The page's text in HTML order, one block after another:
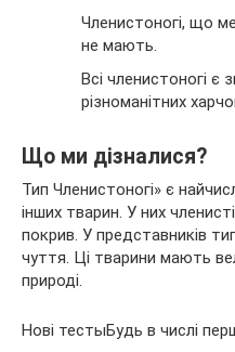
Членистоногі, що
не мають.
Всі членистоногі
різноманітних
Що ми дізналися?
Тип Членистоногі» є
інших тварин. У них
покрив. У представників
чуття. Ці тварини мають
природі.
Нові тестыБудь в числі